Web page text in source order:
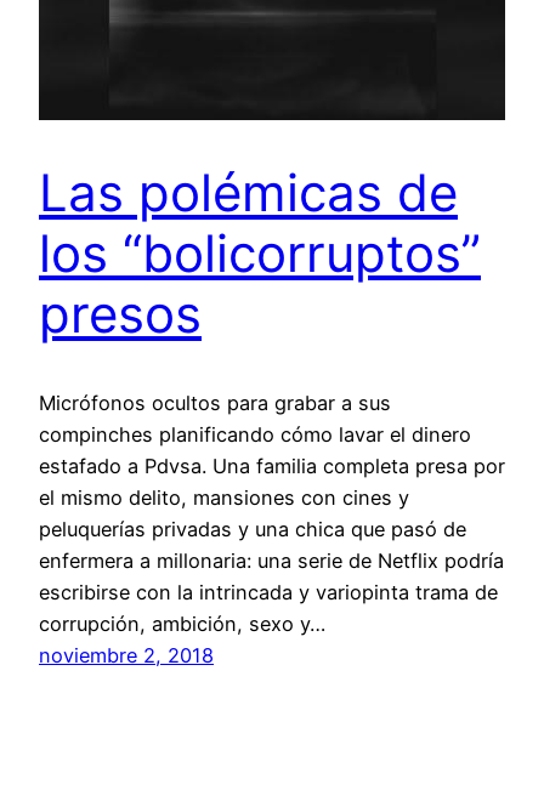
Las polémicas de
los “bolicorruptos”
presos
Micrófonos ocultos para grabar a sus
compinches planificando cómo lavar el dinero
estafado a Pdvsa. Una familia completa presa por
el mismo delito, mansiones con cines y
peluquerías privadas y una chica que pasó de
enfermera a millonaria: una serie de Netflix podría
escribirse con la intrincada y variopinta trama de
corrupción, ambición, sexo y…
noviembre 2, 2018